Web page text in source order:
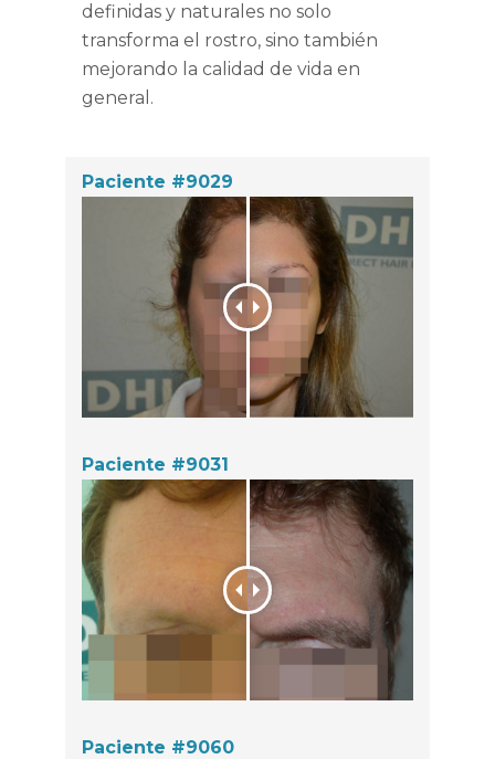
definidas y naturales no solo
transforma el rostro, sino también
mejorando la calidad de vida en
general.
Paciente #9029
Paciente #9031
Paciente #9060